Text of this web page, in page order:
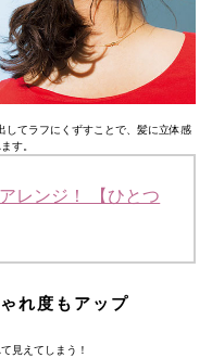
してラフにくずすことで、髪に立体感
す。
レンジ！ 【ひとつ
れ度もアップ
見えてしまう！